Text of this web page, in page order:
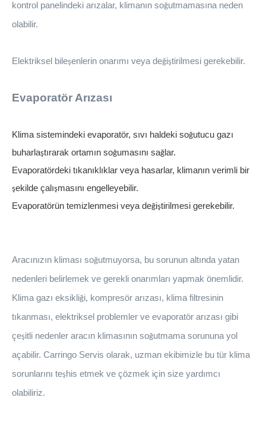
kontrol panelindeki arızalar, klimanın soğutmamasına neden
olabilir.
Elektriksel bileşenlerin onarımı veya değiştirilmesi gerekebilir.
Evaporatör Arızası
Klima sistemindeki evaporatör, sıvı haldeki soğutucu gazı
buharlaştırarak ortamın soğumasını sağ lar.
Evaporatördeki tıkanıklıklar veya hasarlar, klimanın verimli bir
şekilde çal ışmasını engelleyebilir.
Evaporatörün temizlenmesi veya değiştirilmesi gerekebilir.
Aracınızın kliması soğutmuyorsa, bu sorunun altında yatan
nedenleri belirlemek ve gerekli onarımları yapmak önemlidir.
Klima gazı eksikliği, kompresör arızası, klima filtresinin
tıkanması, elektriksel problemler ve evaporatör arızası gibi
çeşitli nedenler aracın klimasının soğutmama sorununa yol
açabilir. Carringo Servis olarak, uzman ekibimizle bu tür klima
sorunlarını teşhis etmek ve çözmek için size yardımcı
olabiliriz.